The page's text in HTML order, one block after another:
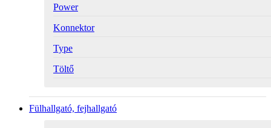
Power
Konnektor
Type
Töltő
Fülhallgató, fejhallgató